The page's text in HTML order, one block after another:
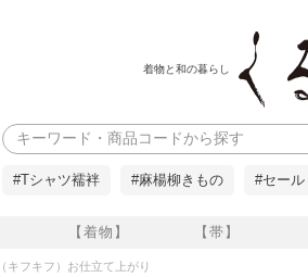
着物と和の暮らし
【着物】 【帯】
検索
#Tシャツ襦袢 #麻楊柳きもの #セール
キフキフ）お仕立て上がり